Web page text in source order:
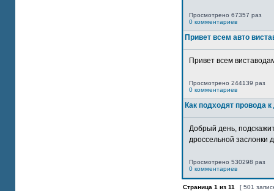
Просмотрено 67357 раз
0 комментариев
Привет всем авто
Привет всем
Просмотрено 244139 раз
0 комментариев
Как подходят провода
Добрый день,
дроссельной заслонки
Просмотрено 530298 раз
0 комментариев
Страница 1 из 11 [ 501